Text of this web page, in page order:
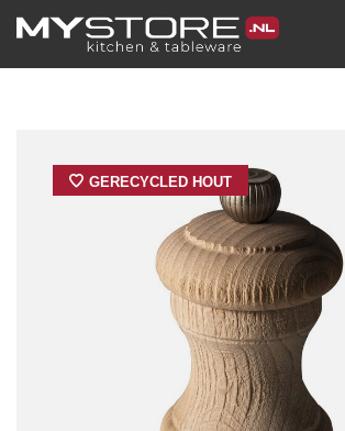
GERECYCLED HOUT